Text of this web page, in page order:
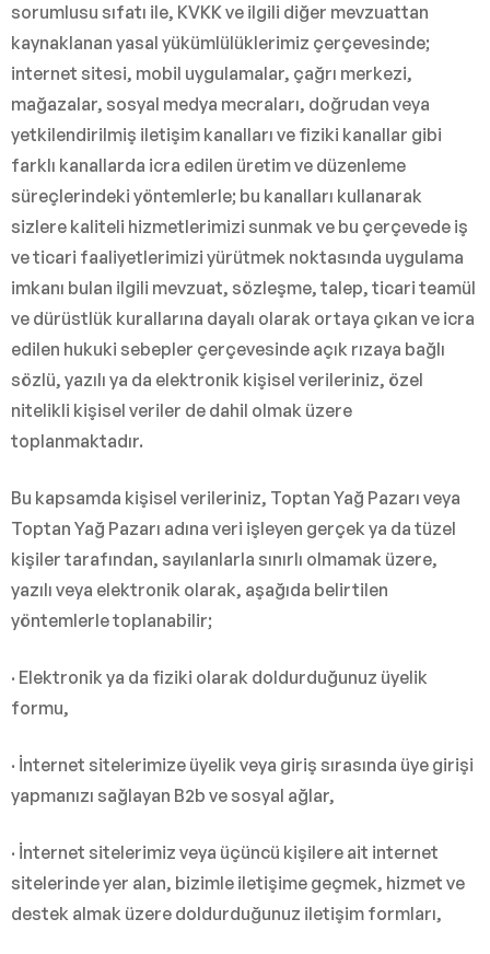
sorumlusu sıfatı ile, KVKK ve ilgili diğer mevzuattan
kaynaklanan yasal yükümlülüklerimiz çerçevesinde;
internet sitesi, mobil uygulamalar, çağrı merkezi,
mağazalar, sosyal medya mecraları, doğrudan veya
yetkilendirilmiş iletişim kanalları ve fiziki kanallar gibi
farklı kanallarda icra edilen üretim ve düzenleme
süreçlerindeki yöntemlerle; bu kanalları kullanarak
sizlere kaliteli hizmetlerimizi sunmak ve bu çerçevede iş
ve ticari faaliyetlerimizi yürütmek noktasında uygulama
imkanı bulan ilgili mevzuat, sözleşme, talep, ticari teamül
ve dürüstlük kurallarına dayalı olarak ortaya çıkan ve icra
edilen hukuki sebepler çerçevesinde açık rızaya bağlı
sözlü, yazılı ya da elektronik kişisel verileriniz, özel
nitelikli kişisel veriler de dahil olmak üzere
toplanmaktadır.
Bu kapsamda kişisel verileriniz, Toptan Yağ Pazarı veya
Toptan Yağ Pazarı adına veri işleyen gerçek ya da tüzel
kişiler tarafından, sayılanlarla sınırlı olmamak üzere,
yazılı veya elektronik olarak, aşağıda belirtilen
yöntemlerle toplanabilir;
· Elektronik ya da fiziki olarak doldurduğunuz üyelik
formu,
· İnternet sitelerimize üyelik veya giriş sırasında üye girişi
yapmanızı sağlayan B2b ve sosyal ağlar,
· İnternet sitelerimiz veya üçüncü kişilere ait internet
sitelerinde yer alan, bizimle iletişime geçmek, hizmet ve
destek almak üzere doldurduğunuz iletişim formları,